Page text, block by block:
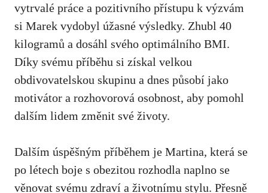
vytrvalé práce a pozitivního přístupu k výzvám
si Marek vydobyl úžasné⁤ výsledky.‍ Zhubl 40
kilogramů a dosáhl svého optimálního BMI.
Díky svému příběhu si získal velkou
obdivovatelskou skupinu⁣ a dnes působí jako
motivátor a rozhovorová osobnost, aby pomohl
dalším lidem změnit své životy.
Dalším⁣ úspěšným příběhem je Martina, která se
po létech boje s⁤ obezitou rozhodla ‍naplno se​
věnovat svému zdraví a životnímu stylu. Přesně